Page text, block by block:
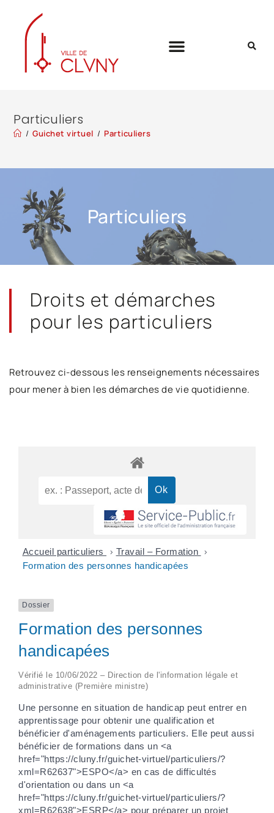
Particuliers
/ Guichet virtuel / Particuliers
Particuliers
Droits et démarches
pour les particuliers
Retrouvez ci-dessous les renseignements nécessaires
pour mener à bien les démarches de vie quotidienne.
Accueil particuliers > Travail – Formation >
Formation des personnes handicapées
Dossier
Formation des personnes
handicapées
Vérifié le 10/06/2022 – Direction de l'information légale et
administrative (Première ministre)
Une personne en situation de handicap peut entrer en
apprentissage pour obtenir une qualification et
bénéficier d'aménagements particuliers. Elle peut aussi
bénéficier de formations dans un <a
href="https://cluny.fr/guichet-virtuel/particuliers/?
xml=R62637">ESPO</a> en cas de difficultés
d'orientation ou dans un <a
href="https://cluny.fr/guichet-virtuel/particuliers/?
xml=R62638">ESRP</a> pour préparer un projet